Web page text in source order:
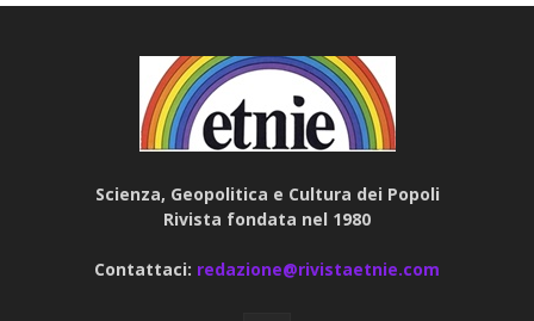
Scienza, Geopolitica e Cultura dei Popoli
Rivista fondata nel 1980
Contattaci: redazione@rivistaetnie.com